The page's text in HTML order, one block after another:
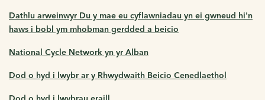
Dathlu arweinwyr Du y mae eu cyflawniadau yn ei gwneud hi'n
haws i bobl ym mhobman gerdded a beicio
National Cycle Network yn yr Alban
Dod o hyd i lwybr ar y Rhwydwaith Beicio Cenedlaethol